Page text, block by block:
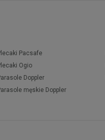
Pacsafe
Ogio
Doppler
męskie Doppler